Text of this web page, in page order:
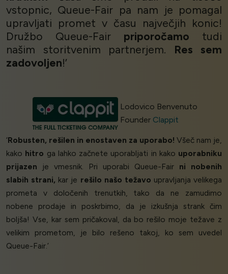
vstopnic, Queue-Fair pa nam je pomagal
upravljati promet v času največjih konic!
Družbo Queue-Fair priporočamo tudi
našim storitvenim partnerjem. Res sem
zadovoljen!’
Lodovico Benvenuto
Founder Clappit
‘Robusten, rešilen in enostaven za uporabo! Všeč nam je,
kako hitro ga lahko začnete uporabljati in kako uporabniku
prijazen je vmesnik. Pri uporabi Queue-Fair ni nobenih
slabih strani, kar je rešilo našo težavo upravljanja velikega
prometa v določenih trenutkih, tako da ne zamudimo
nobene prodaje in poskrbimo, da je izkušnja strank čim
boljša! Vse, kar sem pričakoval, da bo rešilo moje težave z
velikim prometom, je bilo rešeno takoj, ko sem uvedel
Queue-Fair.’